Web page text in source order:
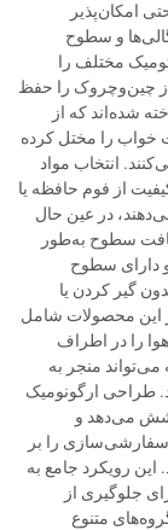
امکان‌پذیر
و سطوح
مختلف را
چین‌وچروک را حفظ
شده‌اند که از
خواب را مختل کرده
انتخاب مواد
از فوم حافظه یا
در عین حال
سطوح به‌طور
دارای سطوح
گیر کردن یا
این محصولات شامل
را در اطراف
منجر به
طراحی ارگونومیک
می‌دهد و
سفارشی‌سازی را بر
رویکرد جامع به
جلوگیری از
متنوع